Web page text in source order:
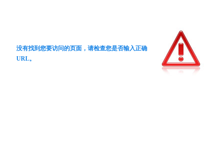
没有找到您要访问的页面，请检查您是否输入正确
URL。